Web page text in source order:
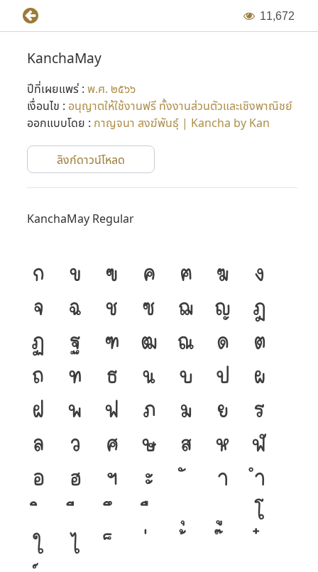
11,672
KanchaMay
ปีที่เผยแพร่ : พ.ศ. ๒๕๖๖
เงื่อนไข : อนุญาตให้ใช้งานฟรี ทั้งงานส่วนตัวและเชิงพาณิชย์
ออกแบบโดย : กาญจนา สงฆ์พันธุ์ | Kancha by Kan
ลิงก์ดาวน์โหลด
KanchaMay Regular
ก ข ฃ ค ฅ ฆ
ง
จ
ฉ ช ซ ฌ ญ
ฎ
ฏ
ฐ ฑ ฒ ณ ด
ต
ถ
ท ธ น บ ป
ผ
ฝ
พ ฟ ภ ม ย
ร
ล
ว ศ ษ ส ห
ฬ
อ
ฮ ฯ ะ า
ำ
โ
ใ
ไ